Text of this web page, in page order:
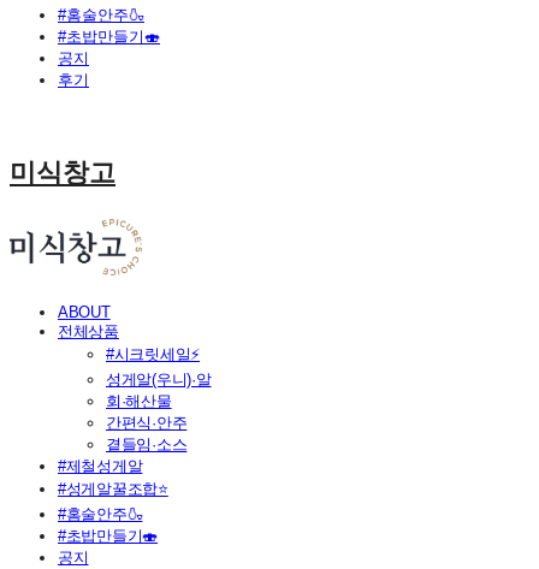
#홈술안주🍶
#초밥만들기🍣
공지
후기
미식창고
ABOUT
전체상품
#시크릿세일⚡
성게알(우니)·알
회·해산물
간편식·안주
곁들임·소스
#제철성게알
#성게알꿀조합⭐
#홈술안주🍶
#초밥만들기🍣
공지